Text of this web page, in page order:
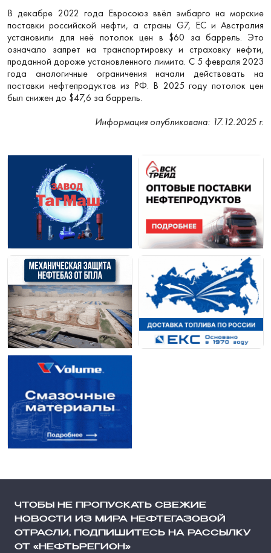
В декабре 2022 года Евросоюз ввёл эмбарго на морские
поставки российской нефти, а страны G7, ЕС и Австралия
установили для неё потолок цен в $60 за баррель. Это
означало запрет на транспортировку и страховку нефти,
проданной дороже установленного лимита. С 5 февраля 2023
года аналогичные ограничения начали действовать на
поставки нефтепродуктов из РФ. В 2025 году потолок цен
был снижен до $47,6 за баррель.
Информация опубликована: 17.12.2025 г.
ЧТОБЫ НЕ ПРОПУСКАТЬ СВЕЖИЕ
НОВОСТИ ИЗ МИРА НЕФТЕГАЗОВОЙ
ОТРАСЛИ, ПОДПИШИТЕСЬ НА РАССЫЛКУ
ОТ «НЕФТЬРЕГИОН»